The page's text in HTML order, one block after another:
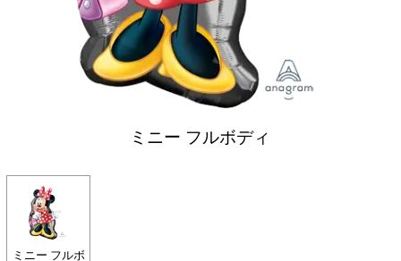
ミニー フルボディ
ミニー フルボ